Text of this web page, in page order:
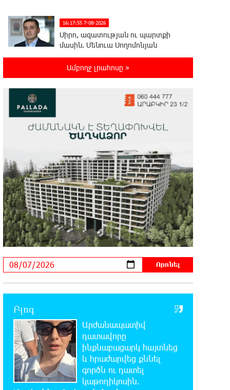
16:17:55 7-08-2026
Սիրո, ազատության ու պարտքի
մասին. Մենուա Սողոմոնյան
16:12:38 7-08-2026
ապօրինի քրեական վարույթ,
պատմության մեջ խայտառակ երևույթ է
15:55:49 7-08-2026
դահլիճը՝ Վեհափառի
դատավարությանը մասնակցելու համար
14:48:31 7-08-2026
Տիկի՜ն Ղազարյան, ցույց տվե՜ք
այն էջը, որտեղ գրված է Ուժեղ
Հայաստանի անունը, չեք կարող, որովհետև նման
էջ այդ զեկույցում գոյություն չունի.
Ղահրամանյանը՝ Ղազարյանի հայտարարության
մասին
14:40:34 7-08-2026
Եթե հարց գոյություն չունի, ինչո՞ւ
մի դեպքում մերժում են, իսկ մյուս
դեպքում՝ համաձայնում․ Էդմոն Մարուքյան
14:34:48 7-08-2026
Այսօր ամոթի օր է, այսօր
Էջմիածնում դատում են Ամենայն
Հայոց Կաթողիկոսին
Ամբողջ լրահոսը »
Բլոգ
Արժանապատիվ
դատավորը
ինքնաբացարկ հայտնեց
և հրաժարվեց քննել
գործն ու դատել
կաթողիկոսին.